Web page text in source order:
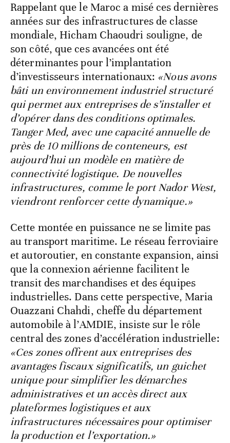
Rappelant que le Maroc a misé ces dernières
années sur des infrastructures de classe
mondiale, Hicham Chaoudri souligne, de
son côté, que ces avancées ont été
déterminantes pour l’implantation
d’investisseurs internationaux: «Nous avons
bâti un environnement industriel structuré
qui permet aux entreprises de s’installer et
d’opérer dans des conditions optimales.
Tanger Med, avec une capacité annuelle de
près de 10 millions de conteneurs, est
aujourd’hui un modèle en matière de
connectivité logistique. De nouvelles
infrastructures, comme le port Nador West,
viendront renforcer cette dynamique.»
Cette montée en puissance ne se limite pas
au transport maritime. Le réseau ferroviaire
et autoroutier, en constante expansion, ainsi
que la connexion aérienne facilitent le
transit des marchandises et des équipes
industrielles. Dans cette perspective, Maria
Ouazzani Chahdi, cheffe du département
automobile à l’AMDIE, insiste sur le rôle
central des zones d’accélération industrielle:
«Ces zones offrent aux entreprises des
avantages fiscaux significatifs, un guichet
unique pour simplifier les démarches
administratives et un accès direct aux
plateformes logistiques et aux
infrastructures nécessaires pour optimiser
la production et l’exportation.»